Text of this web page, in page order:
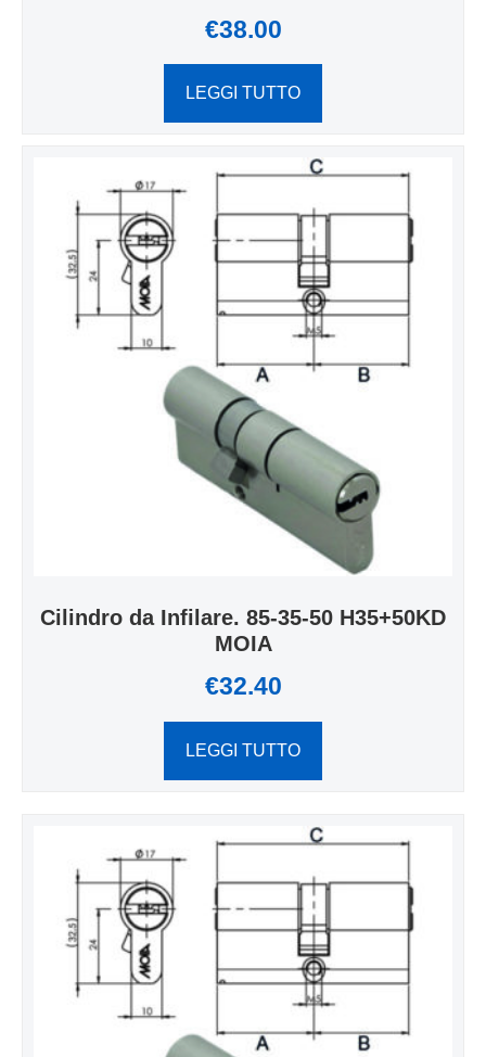
€38.00
LEGGI TUTTO
Cilindro da Infilare. 85-35-50 H35+50KD
MOIA
€32.40
LEGGI TUTTO